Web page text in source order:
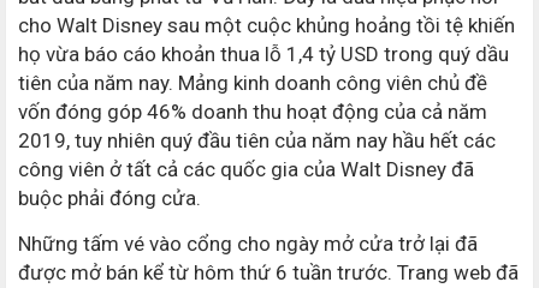
cho Walt Disney sau một cuộc khủng hoảng tồi tệ khiến
họ vừa báo cáo khoản thua lỗ 1,4 tỷ USD trong quý dầu
tiên của năm nay. Mảng kinh doanh công viên chủ đề
vốn đóng góp 46% doanh thu hoạt động của cả năm
2019, tuy nhiên quý đầu tiên của năm nay hầu hết các
công viên ở tất cả các quốc gia của Walt Disney đã
buộc phải đóng cửa.
Những tấm vé vào cổng cho ngày mở cửa trở lại đã
được mở bán kể từ hôm thứ 6 tuần trước. Trang web đã